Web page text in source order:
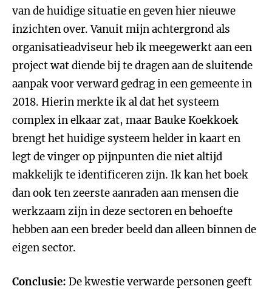
van de huidige situatie en geven hier nieuwe
inzichten over. Vanuit mijn achtergrond als
organisatieadviseur heb ik meegewerkt aan een
project wat diende bij te dragen aan de sluitende
aanpak voor verward gedrag in een gemeente in
2018. Hierin merkte ik al dat het systeem
complex in elkaar zat, maar Bauke Koekkoek
brengt het huidige systeem helder in kaart en
legt de vinger op pijnpunten die niet altijd
makkelijk te identificeren zijn. Ik kan het boek
dan ook ten zeerste aanraden aan mensen die
werkzaam zijn in deze sectoren en behoefte
hebben aan een breder beeld dan alleen binnen de
eigen sector.
Conclusie: De kwestie verwarde personen geeft